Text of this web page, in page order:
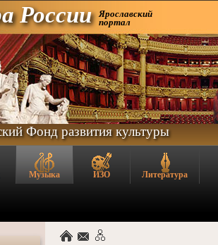
России Ярославский
портал
Фонд развития культуры
Музыка ИЗО Литература